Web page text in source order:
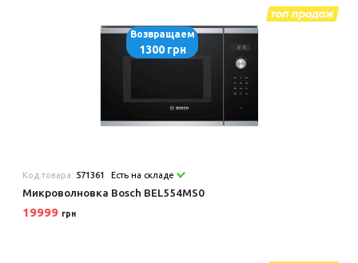
Возвращаем
1300 грн
Код товара: 571361 Есть на складе
Микроволновка Bosch BEL554MS0
19999 грн